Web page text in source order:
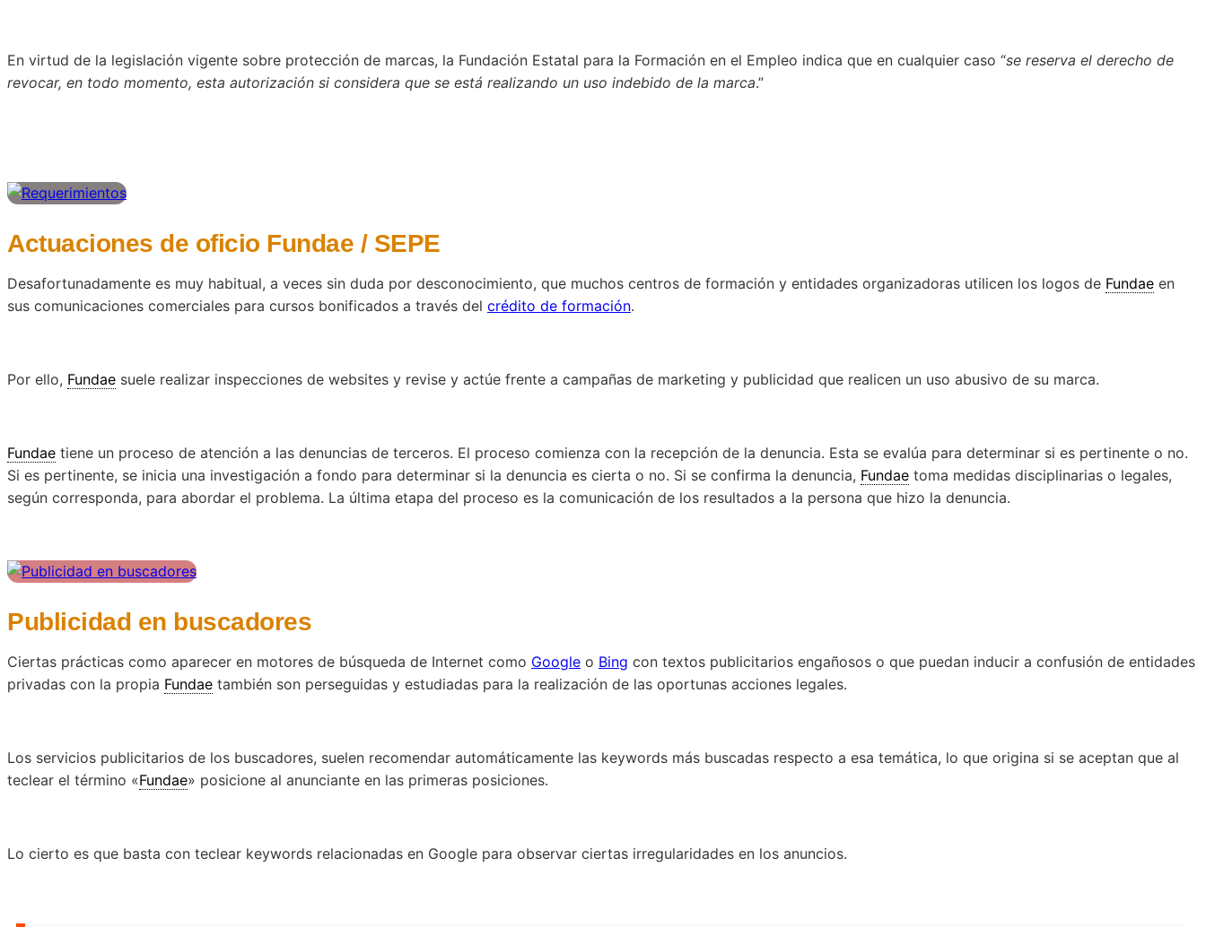
En virtud de la legislación vigente sobre protección de marcas, la Fundación Estatal para la Formación en el Empleo indica que en cualquier caso “se reserva el derecho de
revocar, en todo momento, esta autorización si considera que se está realizando un uso indebido de la marca.”
Actuaciones de oficio Fundae / SEPE
Desafortunadamente es muy habitual, a veces sin duda por desconocimiento, que muchos centros de formación y entidades organizadoras utilicen los logos de Fundae en
sus comunicaciones comerciales para cursos bonificados a través del crédito de formación.
Por ello, Fundae suele realizar inspecciones de websites y revise y actúe frente a campañas de marketing y publicidad que realicen un uso abusivo de su marca.
Fundae tiene un proceso de atención a las denuncias de terceros. El proceso comienza con la recepción de la denuncia. Esta se evalúa para determinar si es pertinente o no.
Si es pertinente, se inicia una investigación a fondo para determinar si la denuncia es cierta o no. Si se confirma la denuncia, Fundae toma medidas disciplinarias o legales,
según corresponda, para abordar el problema. La última etapa del proceso es la comunicación de los resultados a la persona que hizo la denuncia.
Publicidad en buscadores
Ciertas prácticas como aparecer en motores de búsqueda de Internet como Google o Bing con textos publicitarios engañosos o que puedan inducir a confusión de entidades
privadas con la propia Fundae también son perseguidas y estudiadas para la realización de las oportunas acciones legales.
Los servicios publicitarios de los buscadores, suelen recomendar automáticamente las keywords más buscadas respecto a esa temática, lo que origina si se aceptan que al
teclear el término «Fundae» posicione al anunciante en las primeras posiciones.
Lo cierto es que basta con teclear keywords relacionadas en Google para observar ciertas irregularidades en los anuncios.